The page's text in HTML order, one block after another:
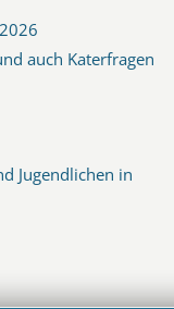
auch Katerfragen
Jugendlichen in